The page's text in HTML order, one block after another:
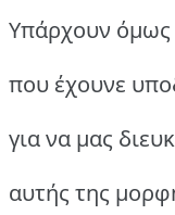
Υπάρχουν όμως
που έχουνε
για να μας
αυτής της